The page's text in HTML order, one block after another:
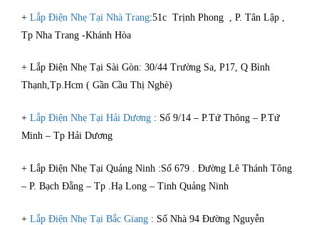
+ Lắp Điện Nhẹ Tại Nhà Trang:51c Trịnh Phong , P. Tân Lập ,
Tp Nha Trang -Khánh Hòa
+ Lắp Điện Nhẹ Tại Sài Gòn: 30/44 Trường Sa, P17, Q Bình
Thạnh,Tp.Hcm ( Gần Cầu Thị Nghè)
+ Lắp Điện Nhẹ Tại Hải Dương : Số 9/14 – P.Tứ Thông – P.Tứ
Minh – Tp Hải Dương
+ Lắp Điện Nhẹ Tại Quảng Ninh :Số 679 . Đường Lê Thánh Tông
– P. Bạch Đằng – Tp .Hạ Long – Tinh Quảng Ninh
+ Lắp Điện Nhẹ Tại Bắc Giang : Số Nhà 94 Đường Nguyễn